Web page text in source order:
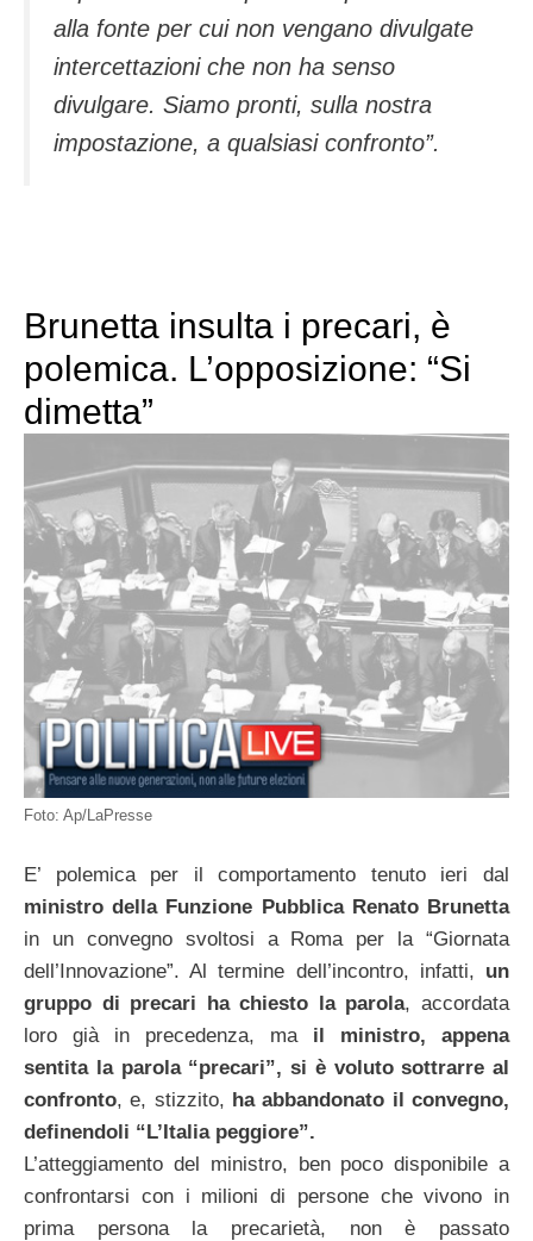
alla fonte per cui non vengano divulgate
intercettazioni che non ha senso
divulgare. Siamo pronti, sulla nostra
impostazione, a qualsiasi confronto”.
Brunetta insulta i precari, è
polemica. L’opposizione: “Si
dimetta”
Foto: Ap/LaPresse
E’ polemica per il comportamento tenuto ieri dal
ministro della Funzione Pubblica Renato Brunetta
in un convegno svoltosi a Roma per la “Giornata
dell’Innovazione”. Al termine dell’incontro, infatti, un
gruppo di precari ha chiesto la parola, accordata
loro già in precedenza, ma il ministro, appena
sentita la parola “precari”, si è voluto sottrarre al
confronto, e, stizzito, ha abbandonato il convegno,
definendoli “L’Italia peggiore”.
L’atteggiamento del ministro, ben poco disponibile a
confrontarsi con i milioni di persone che vivono in
prima persona la precarietà, non è passato